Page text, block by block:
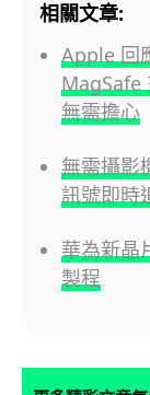
相關文章:
Apple 回
MagSafe
無需擔心
無需攝影
訊號即時
華為新晶
製程